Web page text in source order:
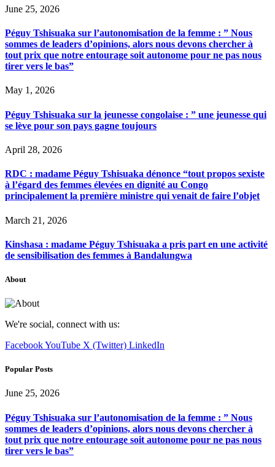
June 25, 2026
Péguy Tshisuaka sur l’autonomisation de la femme : ” Nous
sommes de leaders d’opinions, alors nous devons chercher à
tout prix que notre entourage soit autonome pour ne pas nous
tirer vers le bas”
May 1, 2026
Péguy Tshisuaka sur la jeunesse congolaise : ” une jeunesse qui
se lève pour son pays gagne toujours
April 28, 2026
RDC : madame Péguy Tshisuaka dénonce “tout propos sexiste
à l’égard des femmes élevées en dignité au Congo
principalement la première ministre qui venait de faire l’objet
March 21, 2026
Kinshasa : madame Péguy Tshisuaka a pris part en une activité
de sensibilisation des femmes à Bandalungwa
About
We're social, connect with us:
FacebookYouTube X (Twitter) LinkedIn
Popular Posts
June 25, 2026
Péguy Tshisuaka sur l’autonomisation de la femme : ” Nous
sommes de leaders d’opinions, alors nous devons chercher à
tout prix que notre entourage soit autonome pour ne pas nous
tirer vers le bas”